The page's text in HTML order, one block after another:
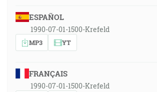
ESPAÑOL
1990-07-01-1500-Krefeld
MP3 YT
FRANÇAIS
1990-07-01-1500-Krefeld